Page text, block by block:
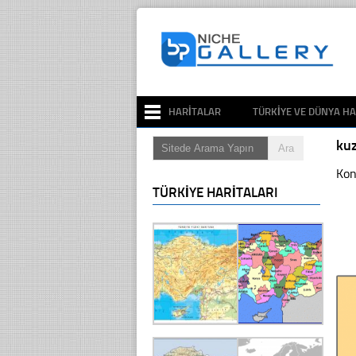
HARITALAR TÜRKIYE VE DÜNYA
TÜRKIYE HARITALARI